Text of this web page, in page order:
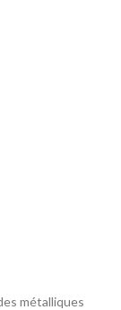
métalliques